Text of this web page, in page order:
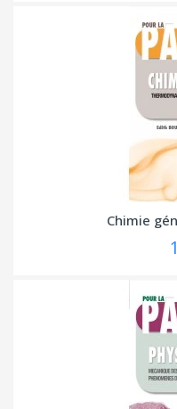
Chimie